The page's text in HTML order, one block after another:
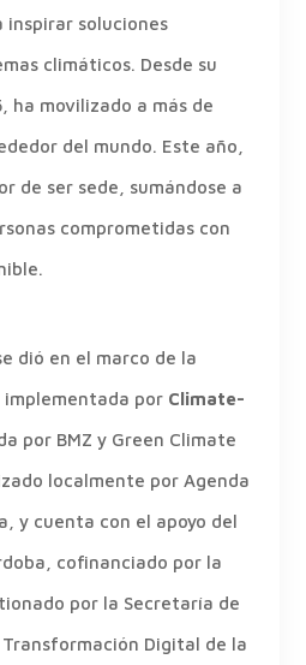
inspirar soluciones
climáticos. Desde su
ha movilizado a más de
del mundo. Este año,
de ser sede, sumándose a
comprometidas con
dió en el marco de la
implementada por Climate-
por BMZ y Green Climate
localmente por Agenda
y cuenta con el apoyo del
cofinanciado por la
por la Secretaría de
Digital de la